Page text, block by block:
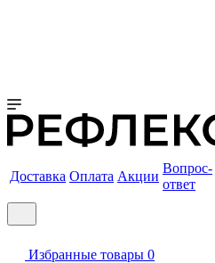
Доставка Оплата Акции
Вопрос-
ответ
Избранные товары 0